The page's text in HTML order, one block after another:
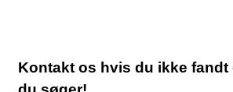
Kontakt os hvis du ikke fandt